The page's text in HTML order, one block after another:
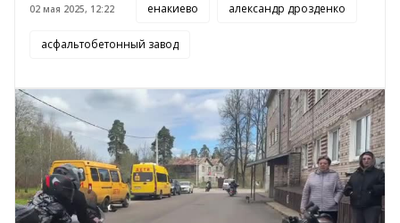
02 мая 2025, 12:22 енакиево александр дрозденко
асфальтобетонный завод